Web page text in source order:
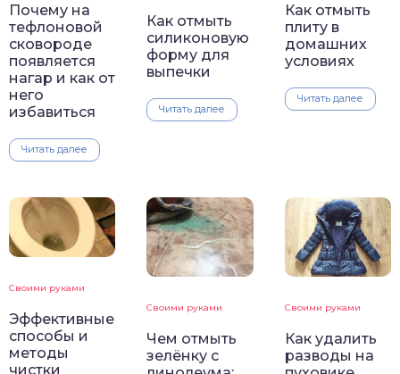
Почему на
тефлоновой
сковороде
появляется
нагар и как от
него
избавиться
Читать далее
Как отмыть
силиконовую
форму для
выпечки
Читать далее
Как отмыть
плиту в
домашних
условиях
Читать далее
Своими руками
Эффективные
способы и
методы
чистки
Своими руками
Чем отмыть
зелёнку с
Своими руками
Как удалить
разводы на